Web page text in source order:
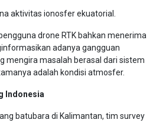
aktivitas ionosfer ekuatorial.
drone RTK bahkan menerima
adanya gangguan
mengira masalah berasal dari sistem
adalah kondisi atmosfer.
Indonesia
batubara di Kalimantan, tim survey